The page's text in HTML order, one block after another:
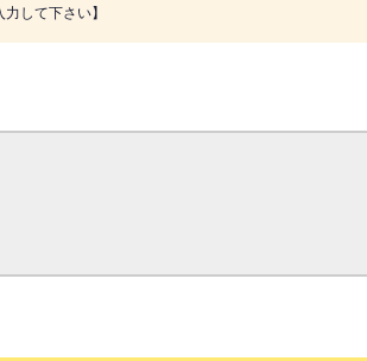
して下さい】